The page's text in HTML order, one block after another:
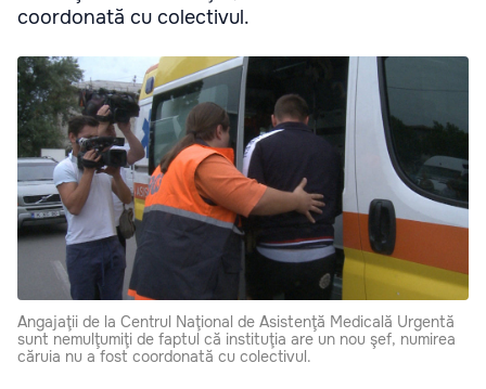
coordonată cu colectivul.
Angajaţii de la Centrul Naţional de Asistenţă Medicală Urgentă
sunt nemulţumiţi de faptul că instituţia are un nou şef, numirea
căruia nu a fost coordonată cu colectivul.